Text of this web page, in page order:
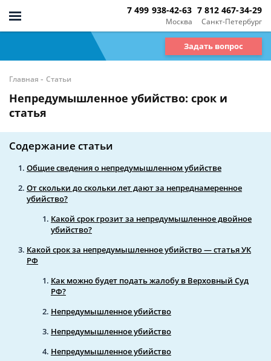
Москва
7 499 938-42-63
Санкт-Петербург
7 812 467-34-29
Задать вопрос
Главная - Статьи
Непредумышленное убийство: срок и
статья
Содержание статьи
Общие сведения о непредумышленном убийстве
От скольки до скольки лет дают за непреднамеренное
убийство?
Какой срок грозит за непредумышленное двойное
убийство?
Какой срок за непредумышленное убийство — статья УК
РФ
Как можно будет подать жалобу в Верховный Суд
РФ?
Непредумышленное убийство
Непредумышленное убийство
Непредумышленное убийство